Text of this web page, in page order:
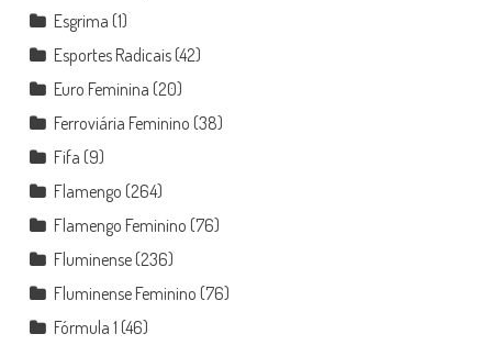
Esgrima (1)
Esportes Radicais(42)
Euro Feminina (20)
Ferroviária Feminino (38)
Fifa (9)
Flamengo (264)
Flamengo Feminino (76)
Fluminense(236)
Fluminense Feminino (76)
Fórmula 1 (46)